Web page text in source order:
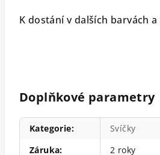
K dostání v dalších barvách
Doplňkové parametry
Kategorie:
Svíčky
Záruka: 2 roky